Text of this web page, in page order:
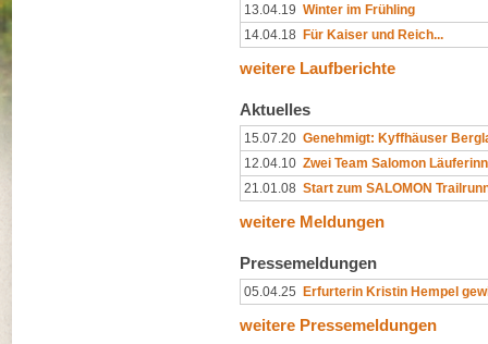
13.04.19 Winter im Frühling
14.04.18 Für Kaiser und Reich...
weitere Laufberichte
Aktuelles
15.07.20 Genehmigt: Kyffhäuser
12.04.10 Zwei Team Salomon
21.01.08 Start zum SALOMON
weitere Meldungen
Pressemeldungen
05.04.25 Erfurterin Kristin Hempel
weitere Pressemeldungen